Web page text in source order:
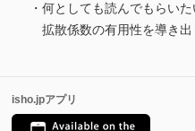
・何としても読んでもらい
拡散係数の有用性を導き
isho.jpアプリ